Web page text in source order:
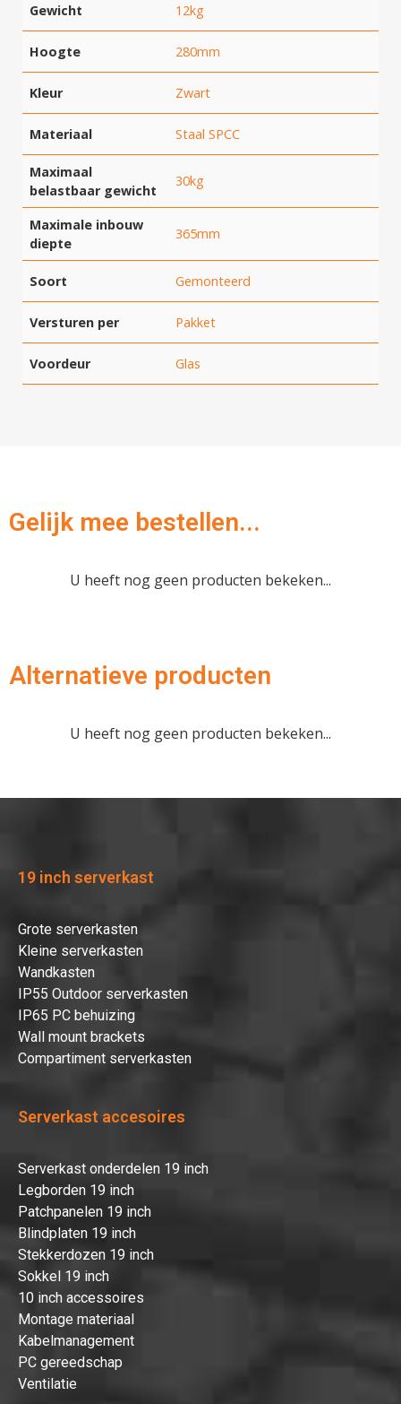
Gewicht 12kg
Hoogte 280mm
Kleur Zwart
Materiaal Staal SPCC
Maximaal
belastbaar gewicht
30kg
Maximale inbouw
diepte
365mm
Soort Gemonteerd
Versturen per Pakket
Voordeur Glas
Gelijk mee bestellen...
U heeft nog geen producten bekeken...
Alternatieve producten
U heeft nog geen producten bekeken...
19 inch serverkast
Grote serverkasten
Kleine serverkasten
Wandkasten
IP55 Outdoor serverkasten
IP65 PC behuizing
Wall mount brackets
Compartiment serverkasten
Serverkast accesoires
Serverkast onderdelen 19 inch
Legborden 19 inch
Patchpanelen 19 inch
Blindplaten 19 inch
Stekkerdozen 19 inch
Sokkel 19 inch
10 inch accessoires
Montage materiaal
Kabelmanagement
PC gereedschap
Ventilatie
Hartelijk dank!
Dit product is succesvol toegevoegd